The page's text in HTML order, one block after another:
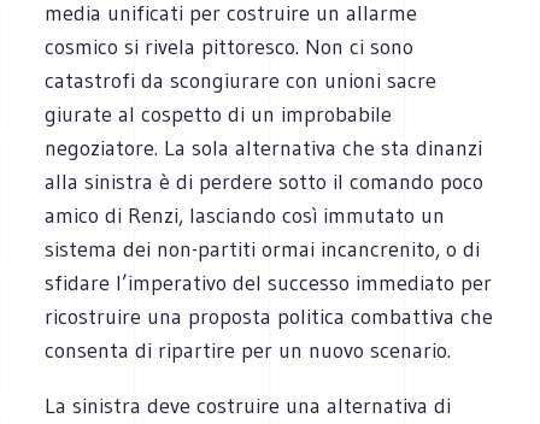
media unificati per costruire un allarme
cosmico si rivela pittoresco. Non ci sono
catastrofi da scongiurare con unioni sacre
giurate al cospetto di un improbabile
negoziatore. La sola alternativa che sta dinanzi
alla sinistra è di perdere sotto il comando poco
amico di Renzi, lasciando così immutato un
sistema dei non-partiti ormai incancrenito, o di
sfidare l’imperativo del successo immediato per
ricostruire una proposta politica combattiva che
consenta di ripartire per un nuovo scenario.
La sinistra deve costruire una alternativa di